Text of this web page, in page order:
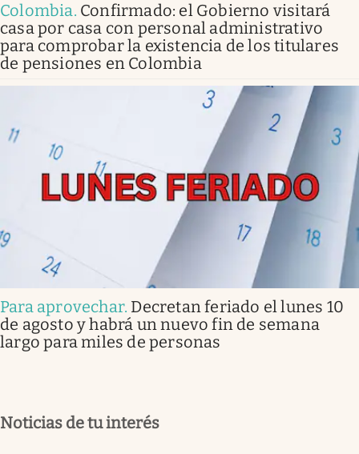
Colombia. Confirmado: el Gobierno visitará
casa por casa con personal administrativo
para comprobar la existencia de los titulares
de pensiones en Colombia
Para aprovechar. Decretan feriado el lunes 10
de agosto y habrá un nuevo fin de semana
largo para miles de personas
Noticias de tu interés